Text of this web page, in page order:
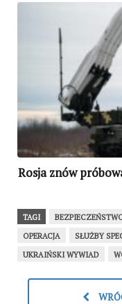
Rosja znów
TAGI
OPERACJA
SŁUŻBY
UKRAIŃSKI WYWIAD